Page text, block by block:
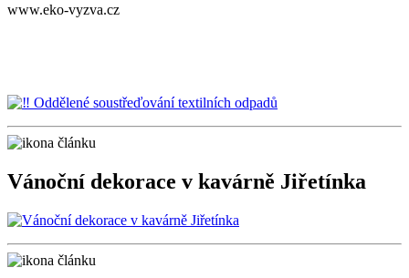
www.eko-vyzva.cz
Vánoční dekorace v kavárně Jiřetínka